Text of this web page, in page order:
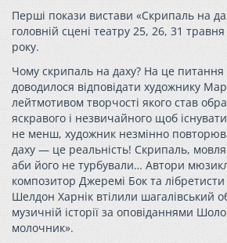
Перші покази вистави «Скрипаль на
головній сцені театру 25, 26, 31
року.
Чому скрипаль на даху? На це питання
доводилося відповідати художнику
лейтмотивом творчості якого став
яскравого і незвичайного щоб
не менш, художник незмінно
даху — це реальність! Скрипаль,
аби його не турбували… Автори
композитор Джеремі Бок та
Шелдон Харнік втілили шагалівський
музичній історії за оповіданнями
молочник».